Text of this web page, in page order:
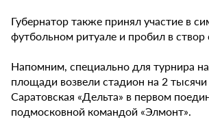
Губернатор также принял участие в
футбольном ритуале и пробил в створ
Напомним, специально для турнира
площади возвели стадион на 2 тысячи
Саратовская «Дельта» в первом
подмосковной командой «Элмонт».